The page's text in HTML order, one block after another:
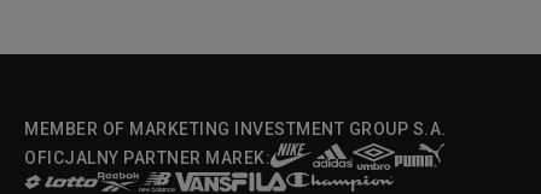
MEMBER OF MARKETING INVESTMENT GROUP S.A.
OFICJALNY PARTNER MAREK: